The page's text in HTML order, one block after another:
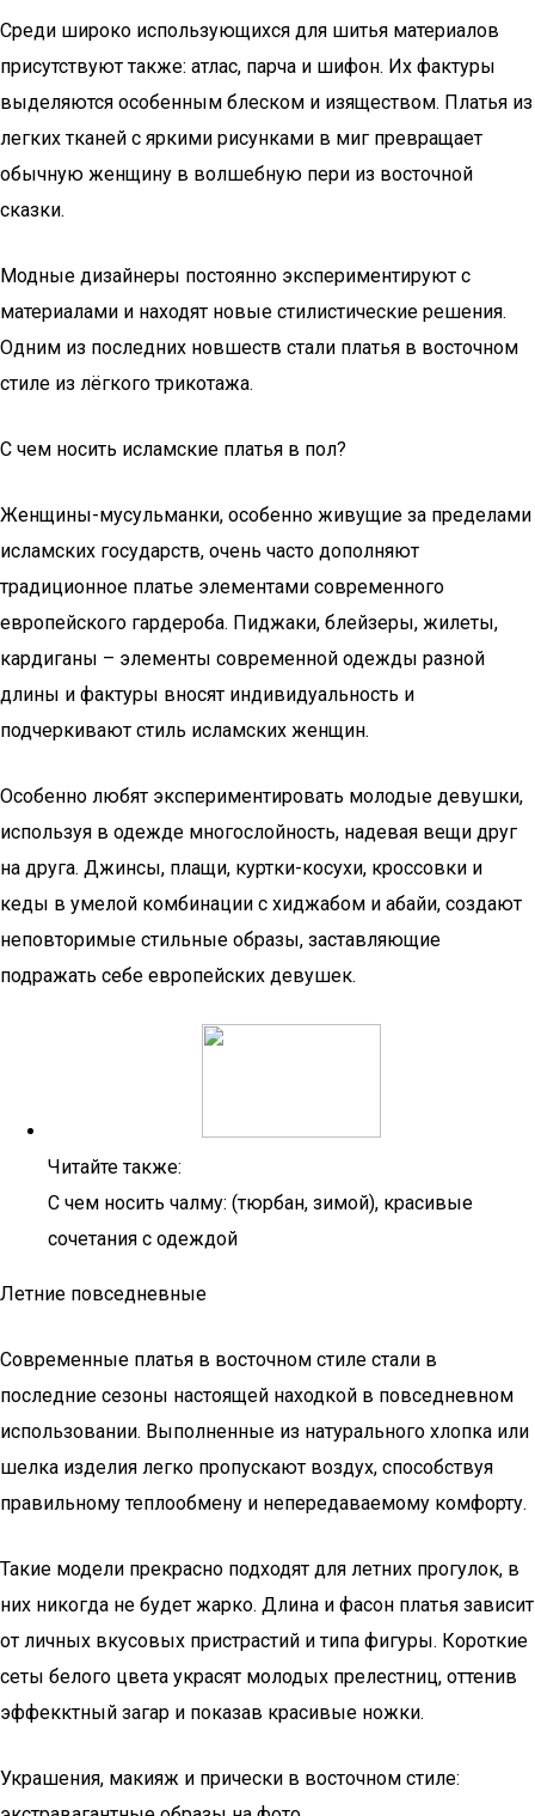
Среди широко использующихся для шитья материалов
присутствуют также: атлас, парча и шифон. Их фактуры
выделяются особенным блеском и изяществом. Платья из
легких тканей с яркими рисунками в миг превращает
обычную женщину в волшебную пери из восточной
сказки.
Модные дизайнеры постоянно экспериментируют с
материалами и находят новые стилистические решения.
Одним из последних новшеств стали платья в восточном
стиле из лёгкого трикотажа.
С чем носить исламские платья в пол?
Женщины-мусульманки, особенно живущие за пределами
исламских государств, очень часто дополняют
традиционное платье элементами современного
европейского гардероба. Пиджаки, блейзеры, жилеты,
кардиганы – элементы современной одежды разной
длины и фактуры вносят индивидуальность и
подчеркивают стиль исламских женщин.
Особенно любят экспериментировать молодые девушки,
используя в одежде многослойность, надевая вещи друг
на друга. Джинсы, плащи, куртки-косухи, кроссовки и
кеды в умелой комбинации с хиджабом и абайи, создают
неповторимые стильные образы, заставляющие
подражать себе европейских девушек.
Читайте также:
С чем носить чалму: (тюрбан, зимой), красивые
сочетания с одеждой
Летние повседневные
Современные платья в восточном стиле стали в
последние сезоны настоящей находкой в повседневном
использовании. Выполненные из натурального хлопка или
шелка изделия легко пропускают воздух, способствуя
правильному теплообмену и непередаваемому комфорту.
Такие модели прекрасно подходят для летних прогулок, в
них никогда не будет жарко. Длина и фасон платья зависит
от личных вкусовых пристрастий и типа фигуры. Короткие
сеты белого цвета украсят молодых прелестниц, оттенив
эффекктный загар и показав красивые ножки.
Украшения, макияж и прически в восточном стиле: